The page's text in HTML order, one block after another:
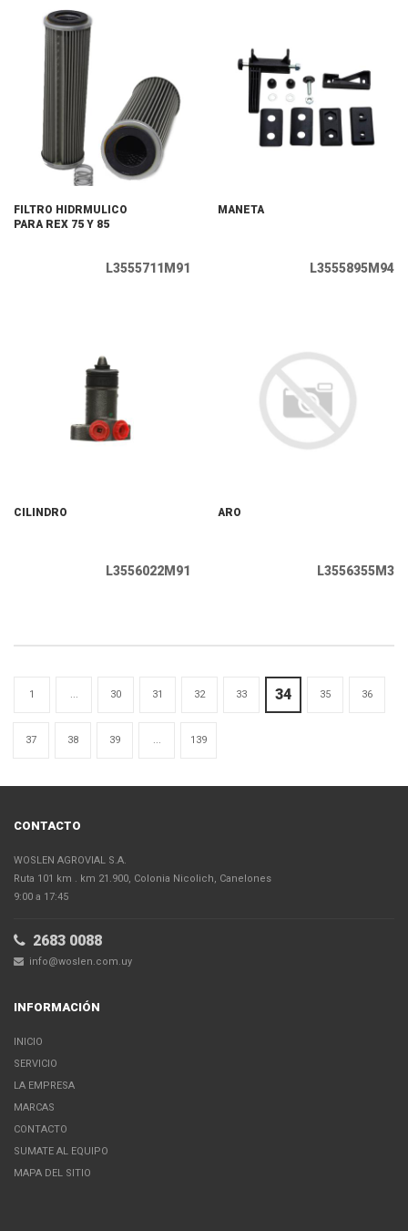
FILTRO HIDRΜULICO
PARA REX 75 Y 85
L3555711M91
MANETA
L3555895M94
CILINDRO
L3556022M91
ARO
L3556355M3
1 ... 30 31 32 33 34 35 36
37 38 39 ... 139
CONTACTO
WOSLEN AGROVIAL S.A.
Ruta 101 km . km 21.900, Colonia Nicolich, Canelones
9:00 a 17:45
2683 0088
info@woslen.com.uy
INFORMACIÓN
INICIO
SERVICIO
LA EMPRESA
MARCAS
CONTACTO
SUMATE AL EQUIPO
MAPA DEL SITIO